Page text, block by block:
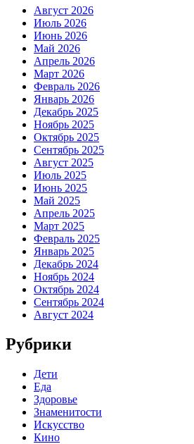
Август 2026
Июль 2026
Июнь 2026
Май 2026
Апрель 2026
Март 2026
Февраль 2026
Январь 2026
Декабрь 2025
Ноябрь 2025
Октябрь 2025
Сентябрь 2025
Август 2025
Июль 2025
Июнь 2025
Май 2025
Апрель 2025
Март 2025
Февраль 2025
Январь 2025
Декабрь 2024
Ноябрь 2024
Октябрь 2024
Сентябрь 2024
Август 2024
Рубрики
Дети
Еда
Здоровье
Знаменитости
Искусство
Кино